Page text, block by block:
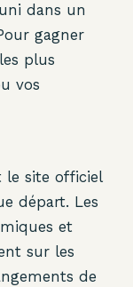
dans un
gagner
plus
vos
le site officiel
départ. Les
et
sur les
de